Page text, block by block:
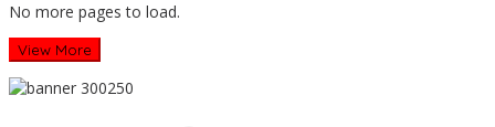
No more pages to load.
View More